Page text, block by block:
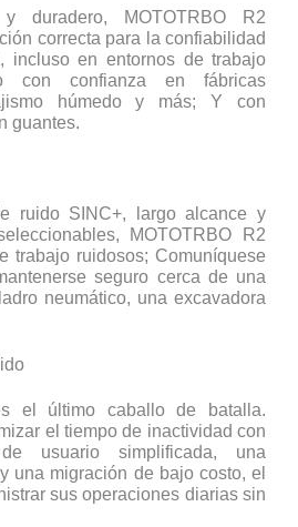
duradero, MOTOTRBO R2
correcta para la confiabilidad
incluso en entornos de trabajo
con confianza en fábricas
húmedo y más; Y con
guantes.
ruido SINC+, largo alcance y
MOTOTRBO R2
trabajo ruidosos; Comuníquese
seguro cerca de una
neumático, una excavadora
el último caballo de batalla.
el tiempo de inactividad con
usuario simplificada, una
una migración de bajo costo, el
sus operaciones diarias sin